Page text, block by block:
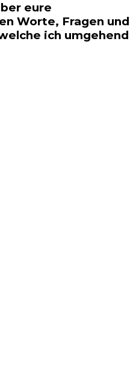
eure
Worte, Fragen und
ich umgehend